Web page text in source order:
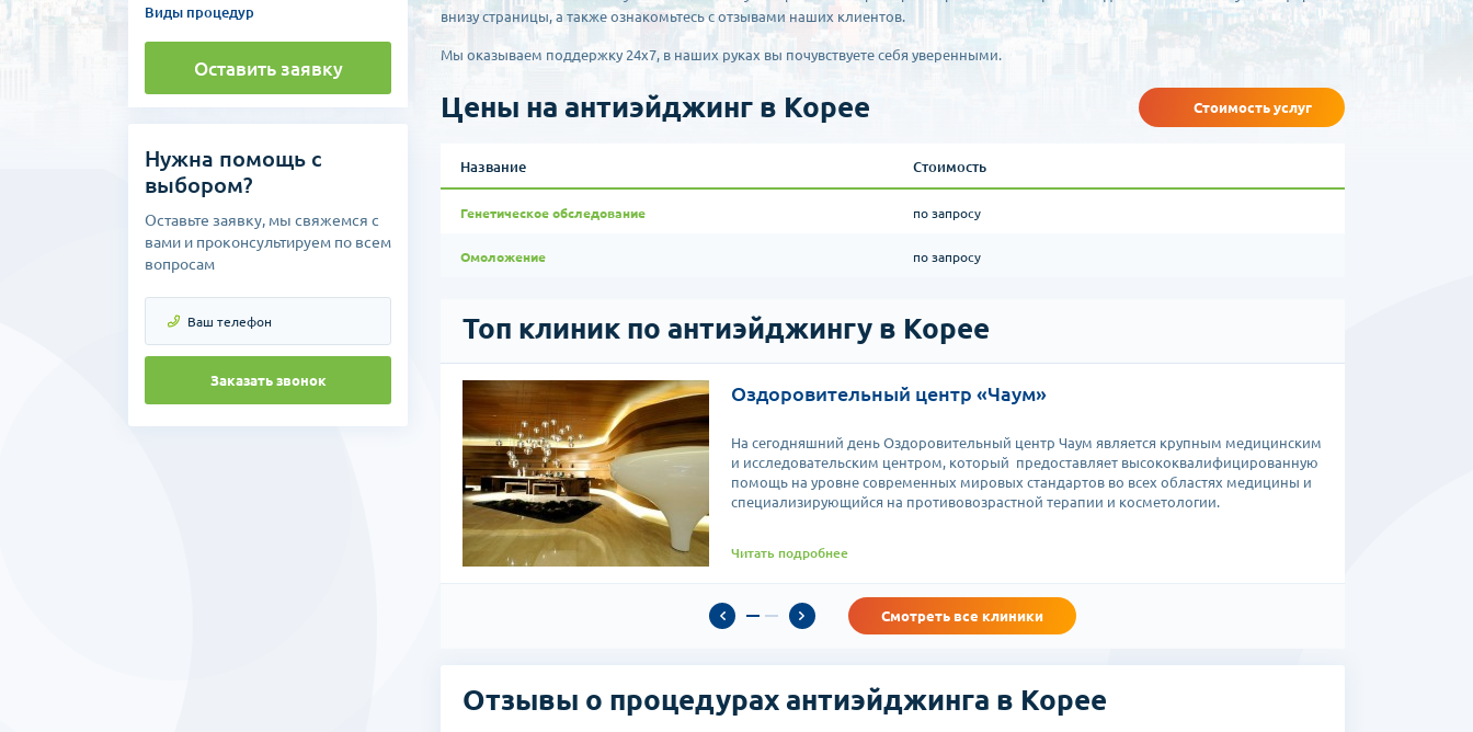
Виды процедур
Оставить заявку
Нужна помощь с
выбором?
Оставьте заявку, мы свяжемся с
вами и проконсультируем по всем
вопросам
Заказать звонок
внизу страницы, а также ознакомьтесь с отзывами наших клиентов.
Мы оказываем поддержку 24х7, в наших руках вы почувствуете себя уверенными.
Цены на антиэйджинг в Корее Стоимость услуг
Название Стоимость
Генетическое обследование по запросу
Омоложение по запросу
Топ клиник по антиэйджингу в Корее
Оздоровительный центр «Чаум»
На сегодняшний день Оздоровительный центр Чаум является крупным медицинским
и исследовательским центром, который предоставляет высококвалифицированную
помощь на уровне современных мировых стандартов во всех областях медицины и
специализирующийся на противовозрастной терапии и косметологии.
Читать подробнее
Смотреть все клиники
Отзывы о процедурах антиэйджинга в Корее